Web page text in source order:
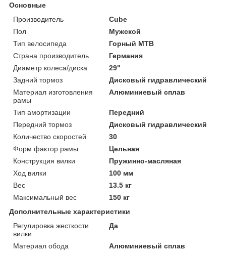
Основные
Производитель
Cube
Пол
Мужской
Тип велосипеда
Горный MTB
Страна производитель
Германия
Диаметр колеса/диска
29"
Задний тормоз
Дисковый гидравлический
Материал изготовления
рамы
Алюминиевый сплав
Тип амортизации
Передний
Передний тормоз
Дисковый гидравлический
Количество скоростей
30
Форм фактор рамы
Цельная
Конструкция вилки
Пружинно-масляная
Ход вилки
100 мм
Вес
13.5 кг
Максимальный вес
150 кг
Дополнительные характеристики
Регулировка жесткости
вилки
Да
Материал обода Алюминиевый сплав